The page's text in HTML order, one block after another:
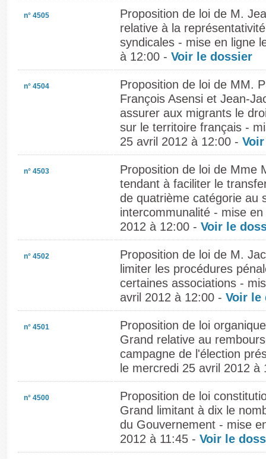
n° 4505
Proposition de loi de M.
relative à la
syndicales - mise en ligne
à 12:00 - Voir le dossier
n° 4504
Proposition de loi de MM.
François Asensi et Jean-
assurer aux migrants le
sur le territoire français -
25 avril 2012 à 12:00 -
n° 4503
Proposition de loi de Mme
tendant à faciliter le
de quatrième catégorie au
intercommunalité - mise
2012 à 12:00 - Voir le
n° 4502
Proposition de loi de M.
limiter les procédures
certaines associations -
avril 2012 à 12:00 - Voir le
n° 4501
Proposition de loi
Grand relative au
campagne de l'élection
le mercredi 25 avril 2012
n° 4500
Proposition de loi
Grand limitant à dix le
du Gouvernement - mise
2012 à 11:45 - Voir le